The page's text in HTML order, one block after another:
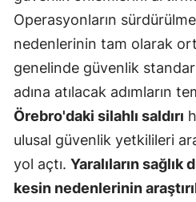
Operasyonların
nedenlerinin tam olarak
genelinde güvenlik
adına atılacak adımların
Örebro'daki silahlı saldırı
ulusal güvenlik yetkilileri
yol açtı. Yaralıların sağlık
kesin nedenlerinin